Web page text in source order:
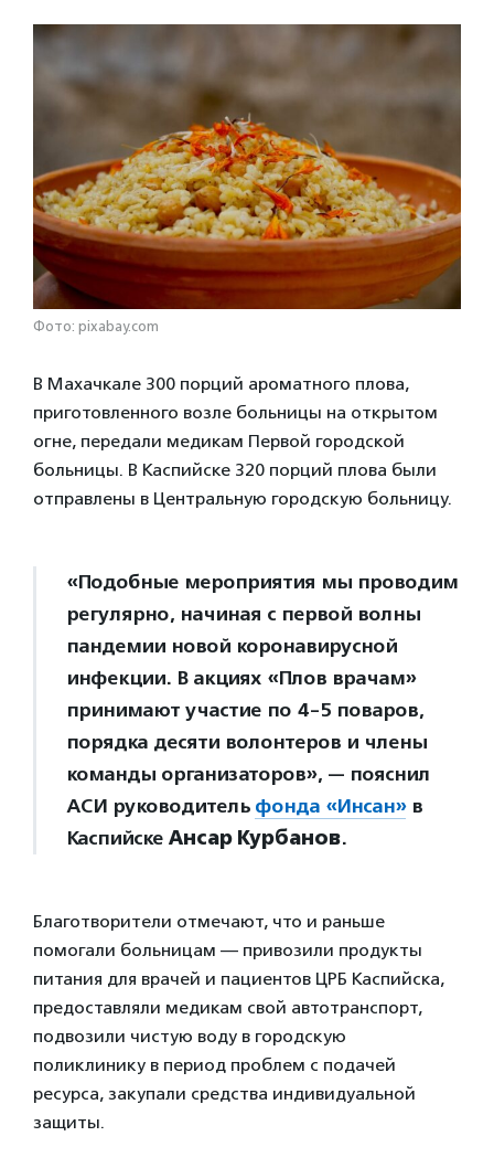
Фото: pixabay.com
В Махачкале 300 порций ароматного плова,
приготовленного возле больницы на открытом
огне, передали медикам Первой городской
больницы. В Каспийске 320 порций плова были
отправлены в Центральную городскую больницу.
«Подобные мероприятия мы проводим
регулярно, начиная с первой волны
пандемии новой коронавирусной
инфекции. В акциях «Плов врачам»
принимают участие по 4-5 поваров,
порядка десяти волонтеров и члены
команды организаторов», — пояснил
АСИ руководитель фонда «Инсан»в
Каспийске Ансар Курбанов.
Благотворители отмечают, что и раньше
помогали больницам — привозили продукты
питания для врачей и пациентов ЦРБ Каспийска,
предоставляли медикам свой автотранспорт,
подвозили чистую воду в городскую
поликлинику в период проблем с подачей
ресурса, закупали средства индивидуальной
защиты.